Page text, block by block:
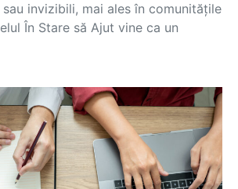
invizibili, mai ales în comunitățile
În Stare să Ajut vine ca un